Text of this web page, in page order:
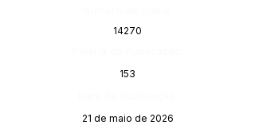
14270
153
21 de maio de 2026